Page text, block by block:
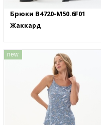
Брюки B4720-M50.6F01
Жаккард
new